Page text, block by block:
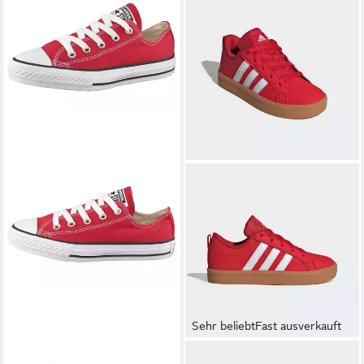
Sehr beliebtFast ausverkauft